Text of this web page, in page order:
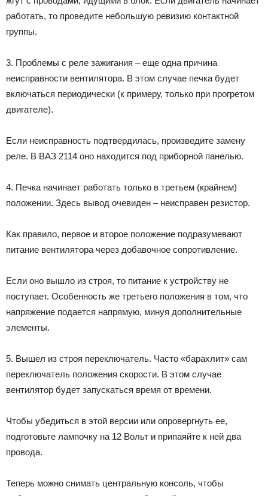
работать, то проведите небольшую ревизию контактной
группы.
3. Проблемы с реле зажигания – еще одна причина
неисправности вентилятора. В этом случае печка будет
включаться периодически (к примеру, только при прогретом
двигателе).
Если неисправность подтвердилась, произведите замену
реле. В ВАЗ 2114 оно находится под приборной панелью.
4. Печка начинает работать только в третьем (крайнем)
положении. Здесь вывод очевиден – неисправен резистор.
Как правило, первое и второе положение подразумевают
питание вентилятора через добавочное сопротивление.
Если оно вышло из строя, то питание к устройству не
поступает. Особенность же третьего положения в том, что
напряжение подается напрямую, минуя дополнительные
элементы.
5. Вышел из строя переключатель. Часто «барахлит» сам
переключатель положения скорости. В этом случае
вентилятор будет запускаться время от времени.
Чтобы убедиться в этой версии или опровергнуть ее,
подготовьте лампочку на 12 Вольт и припаяйте к ней два
провода.
Теперь можно снимать центральную консоль, чтобы